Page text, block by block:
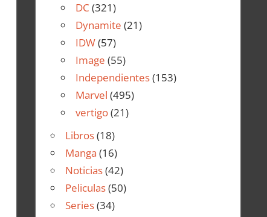
DC (321)
Dynamite (21)
IDW(57)
Image (55)
Independientes(153)
Marvel (495)
vertigo(21)
Libros(18)
Manga (16)
Noticias(42)
Peliculas(50)
Series(34)